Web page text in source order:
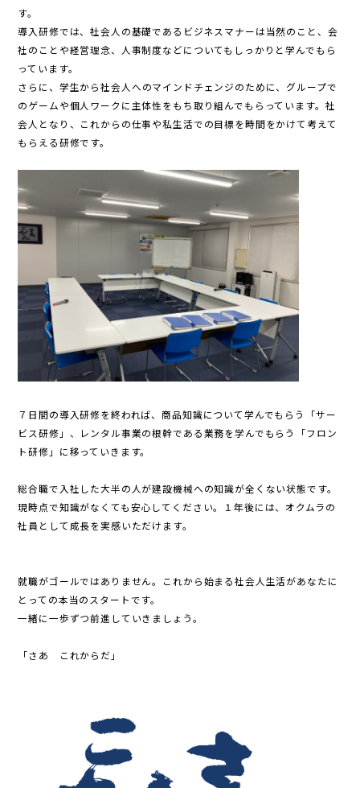
す。
導入研修では、社会人の基礎であるビジネスマナーは当然のこと、会
社のことや経営理念、人事制度などについてもしっかりと学んでもら
っています。
さらに、 学生から社会人へのマインドチェンジのために、 グループで
のゲームや個人ワークに主体性をもち取り組んでもらっています。社
会人となり、これからの仕事や私生活での目標を時間をかけて考えて
もらえる研修です。
７日間の導入研修を終われば、商品知識について学んでもらう「サー
ビス研修」、レンタル事業の根幹である業務を学んでもらう「フロン
ト研修」に移っていきます。
総合職で入社した大半の人が建設機械への知識が全くない状態です。
現時点で知識がなくても安心してください。１年後には、オクムラの
社員として成長を実感いただけます。
就職がゴールではありません。これから始まる社会人生活があなたに
とっての本当のスタートです。
一緒に一歩ずつ前進していきましょう。
「さあ これからだ」